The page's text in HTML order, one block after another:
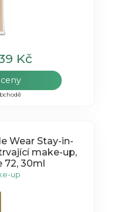
Kč
Wear Stay-in-
make-up,
72, 30ml
up